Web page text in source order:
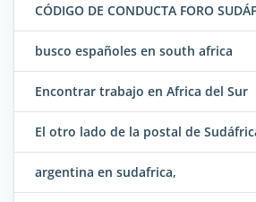
CÓDIGO DE CONDUCTA FORO
busco españoles en south africa
Encontrar trabajo en Africa del Sur
El otro lado de la postal de
argentina en sudafrica,